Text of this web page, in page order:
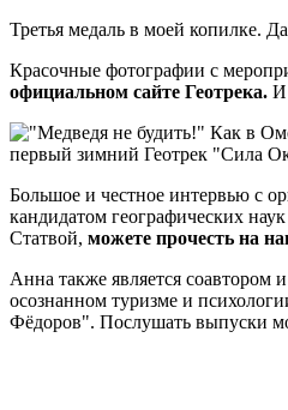
Третья медаль в моей копилке.
Красочные фотографии с
официальном сайте Геотрека. И
Большое и честное интервью с
кандидатом географических
Статвой, можете прочесть на
Анна также является соавтором
осознанном туризме и
Фёдоров". Послушать выпуски